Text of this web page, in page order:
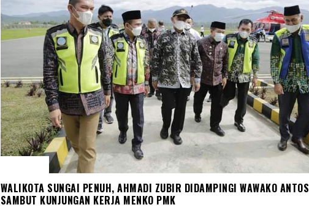
WALIKOTA SUNGAI PENUH, AHMADI ZUBIR DIDAMPINGI WAWAKO ANTOS
SAMBUT KUNJUNGAN KERJA MENKO PMK